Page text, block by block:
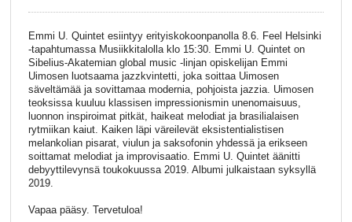
Emmi U. Quintet esiintyy erityiskokoonpanolla 8.6. Feel Helsinki
-tapahtumassa Musiikkitalolla klo 15:30. Emmi U. Quintet on
Sibelius-Akatemian global music -linjan opiskelijan Emmi
Uimosen luotsaama jazzkvintetti, joka soittaa Uimosen
säveltämää ja sovittamaa modernia, pohjoista jazzia. Uimosen
teoksissa kuuluu klassisen impressionismin unenomaisuus,
luonnon inspiroimat pitkät, haikeat melodiat ja brasilialaisen
rytmiikan kaiut. Kaiken läpi väreilevät eksistentialistisen
melankolian pisarat, viulun ja saksofonin yhdessä ja erikseen
soittamat melodiat ja improvisaatio. Emmi U. Quintet äänitti
debyyttilevynsä toukokuussa 2019. Albumi julkaistaan syksyllä
2019.
Vapaa pääsy. Tervetuloa!